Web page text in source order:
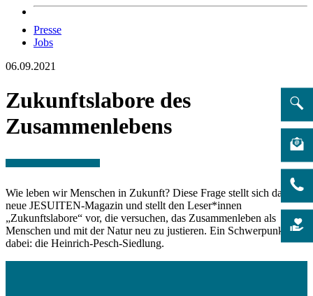
Presse
Jobs
06.09.2021
Zukunftslabore des
Zusammenlebens
Wie leben wir Menschen in Zukunft? Diese Frage stellt sich das
neue JESUITEN-Magazin und stellt den Leser*innen
„Zukunftslabore“ vor, die versuchen, das Zusammenleben als
Menschen und mit der Natur neu zu justieren. Ein Schwerpunkt
dabei: die Heinrich-Pesch-Siedlung.